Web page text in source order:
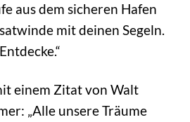
aus dem sicheren Hafen
mit deinen Segeln.
einem Zitat von Walt
„Alle unsere Träume